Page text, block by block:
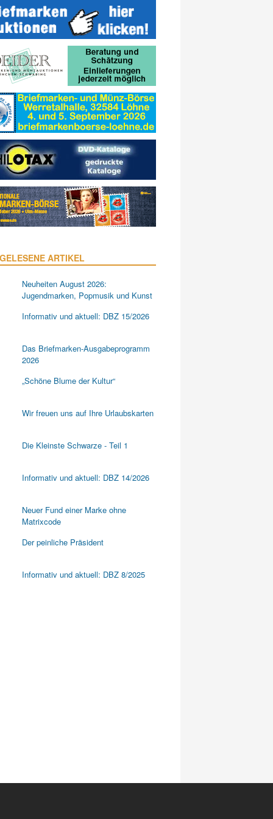
ARTIKEL
Neuheiten August 2026:
Jugendmarken, Popmusik und Kunst
Informativ und aktuell: DBZ 15/2026
Das Briefmarken-Ausgabeprogramm
2026
„Schöne Blume der Kultur“
Wir freuen uns auf Ihre Urlaubskarten
Die Kleinste Schwarze - Teil 1
Informativ und aktuell: DBZ 14/2026
Neuer Fund einer Marke ohne
Matrixcode
Der peinliche Präsident
Informativ und aktuell: DBZ 8/2025